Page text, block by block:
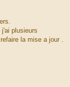
plusieurs
la mise a jour .